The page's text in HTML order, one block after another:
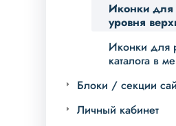
Иконки для
уровня
Иконки для
каталога в
Блоки / секции
Личный кабинет